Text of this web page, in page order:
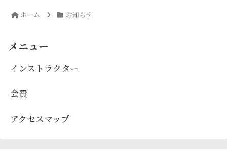
ホーム お知らせ
メニュー
インストラクター
会費
アクセスマップ